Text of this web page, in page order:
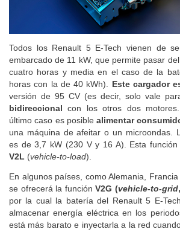
Todos los Renault 5 E-Tech vienen de
embarcado de 11 kW, que permite pasar
cuatro horas y media en el caso de la
horas con la de 40 kWh). Este cargador
versión de 95 CV (es decir, solo vale
bidireccional con los otros dos
último caso es posiblealimentar
una máquina de afeitar o un microondas.
es de 3,7 kW (230 V y 16 A). Esta
V2L (vehicle-to-load).
En algunos países, como Alemania,
se ofrecerá la funciónV2G (vehicle-to-grid
por la cual la batería del Renault 5 E-
almacenar energía eléctrica en los
está más barato e inyectarla a la red